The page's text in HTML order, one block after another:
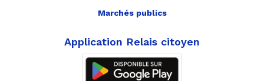
Marchés publics
Application Relais citoyen